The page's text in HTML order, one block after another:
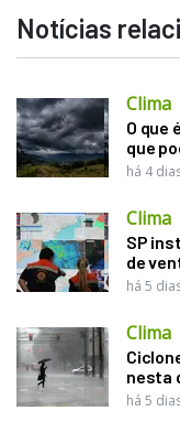
Notícias
Clima
O que
que
há 4
Clima
SP
de
há 5
Clima
nesta
há 5